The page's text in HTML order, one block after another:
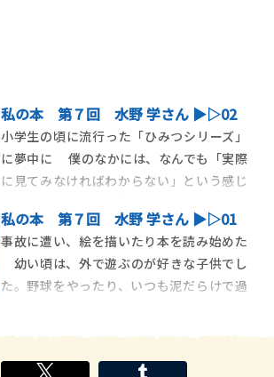
私の本 第７回 水野 学さん ▶︎▷02
小学生の頃に流行った「ひみつシリーズ」
に夢中に 僕のなかには、なんでも「実際
に見てみなければわからない」という感じ
て、たとえ写真があったとしても、これが合
成だったらアウトだよね、という風に。
小学生の頃、流行った本に学研の「まんが
ひみつシリーズ」があったん […]
私の本 第７回 水野 学さん ▶︎▷01
事故に遭い、絵を描いたり本を読み始めた
幼い頃は、外で遊ぶのが好きな子供でし
た。野球をやったり、いつも泥だらけで過